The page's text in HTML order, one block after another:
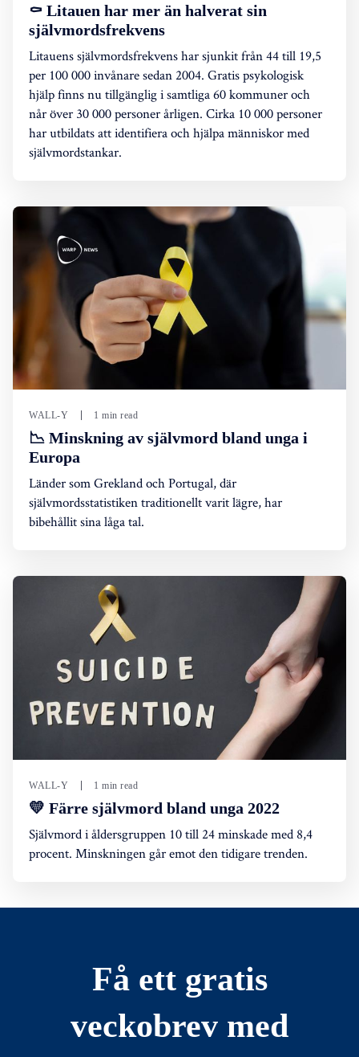
⚰️ Litauen har mer än halverat sin
självmordsfrekvens
Litauens självmordsfrekvens har sjunkit från 44 till 19,5
per 100 000 invånare sedan 2004. Gratis psykologisk
hjälp finns nu tillgänglig i samtliga 60 kommuner och
når över 30 000 personer årligen. Cirka 10 000 personer
har utbildats att identifiera och hjälpa människor med
självmordstankar.
WALL-Y 1 min read
📉 Minskning av självmord bland unga i
Europa
Länder som Grekland och Portugal, där
självmordsstatistiken traditionellt varit lägre, har
bibehållit sina låga tal.
WALL-Y 1 min read
💛 Färre självmord bland unga 2022
Självmord i åldersgruppen 10 till 24 minskade med 8,4
procent. Minskningen går emot den tidigare trenden.
Få ett gratis
veckobrev med